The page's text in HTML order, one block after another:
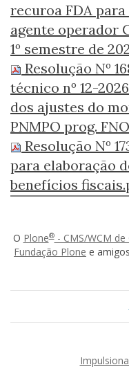
recuroa FDA
agente operador
1º semestre de
Resolução Nº
técnico nº 12-
dos ajustes do
PNMPO prog.
Resolução Nº
para elaboração
benefícios
O Plone®- CMS/WCM de
Fundação Plone e